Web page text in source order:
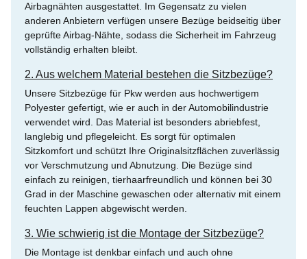
Airbagnähten ausgestattet. Im Gegensatz zu vielen
anderen Anbietern verfügen unsere Bezüge beidseitig über
geprüfte Airbag-Nähte, sodass die Sicherheit im Fahrzeug
vollständig erhalten bleibt.
2. Aus welchem Material bestehen die Sitzbezüge?
Unsere Sitzbezüge für Pkw werden aus hochwertigem
Polyester gefertigt, wie er auch in der Automobilindustrie
verwendet wird. Das Material ist besonders abriebfest,
langlebig und pflegeleicht. Es sorgt für optimalen
Sitzkomfort und schützt Ihre Originalsitzflächen zuverlässig
vor Verschmutzung und Abnutzung. Die Bezüge sind
einfach zu reinigen, tierhaarfreundlich und können bei 30
Grad in der Maschine gewaschen oder alternativ mit einem
feuchten Lappen abgewischt werden.
3. Wie schwierig ist die Montage der Sitzbezüge?
Die Montage ist denkbar einfach und auch ohne